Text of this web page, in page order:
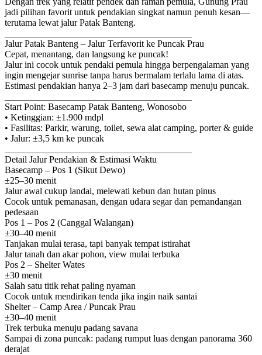
jadi pilihan favorit untuk pendakian singkat namun penuh kesan—
terutama lewat jalur Patak Banteng.
Jalur Patak Banteng – Jalur Terfavorit ke Puncak Prau
Cepat, menantang, dan langsung ke puncak!
Jalur ini cocok untuk pendaki pemula hingga berpengalaman yang
ingin mengejar sunrise tanpa harus bermalam terlalu lama di atas.
Estimasi pendakian hanya 2–3 jam dari basecamp menuju puncak.
Start Point: Basecamp Patak Banteng, Wonosobo
• Ketinggian: ±1.900 mdpl
• Fasilitas: Parkir, warung, toilet, sewa alat camping, porter & guide
• Jalur: ±3,5 km ke puncak
Detail Jalur Pendakian & Estimasi Waktu
Basecamp – Pos 1 (Sikut Dewo)
±25–30 menit
Jalur awal cukup landai, melewati kebun dan hutan pinus
Cocok untuk pemanasan, dengan udara segar dan pemandangan
pedesaan
Pos 1 – Pos 2 (Canggal Walangan)
±30–40 menit
Tanjakan mulai terasa, tapi banyak tempat istirahat
Jalur tanah dan akar pohon, view mulai terbuka
Pos 2 – Shelter Wates
±30 menit
Salah satu titik rehat paling nyaman
Cocok untuk mendirikan tenda jika ingin naik santai
Shelter – Camp Area / Puncak Prau
±30–40 menit
Trek terbuka menuju padang savana
Sampai di zona puncak: padang rumput luas dengan panorama 360
derajat